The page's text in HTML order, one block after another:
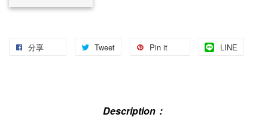
分享 Tweet Pin it LINE
Description：